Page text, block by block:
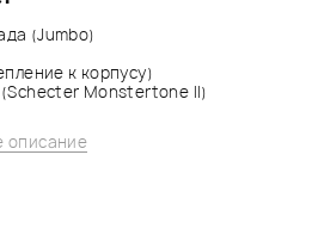
(Jumbo)
к корпусу)
Monstertone II)
описание